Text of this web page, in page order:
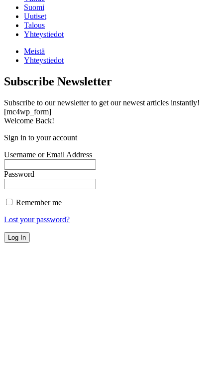
Suomi
Uutiset
Talous
Yhteystiedot
Meistä
Yhteystiedot
Subscribe Newsletter
Subscribe to our newsletter to get our newest articles instantly!
[mc4wp_form]
Welcome Back!
Sign in to your account
Username or Email Address
Password
Remember me
Lost your password?